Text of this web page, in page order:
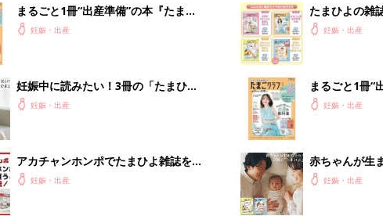
まるごと1冊“出産準備”の本『たまご
クラブ 夏号』〈スペシャル大特集〉
妊娠・出産
妊娠中に読みたい！3冊の「たまひ
よ」妊娠・出産
アカチャンホンポでたまひよ雑誌を買
うとポイント10倍【期間限定】
妊娠・出産
たまひよの雑
妊娠・出産
まるごと1冊“
クラブ 夏号』
妊娠・出産
赤ちゃんが生
ひよ」
妊娠・出産